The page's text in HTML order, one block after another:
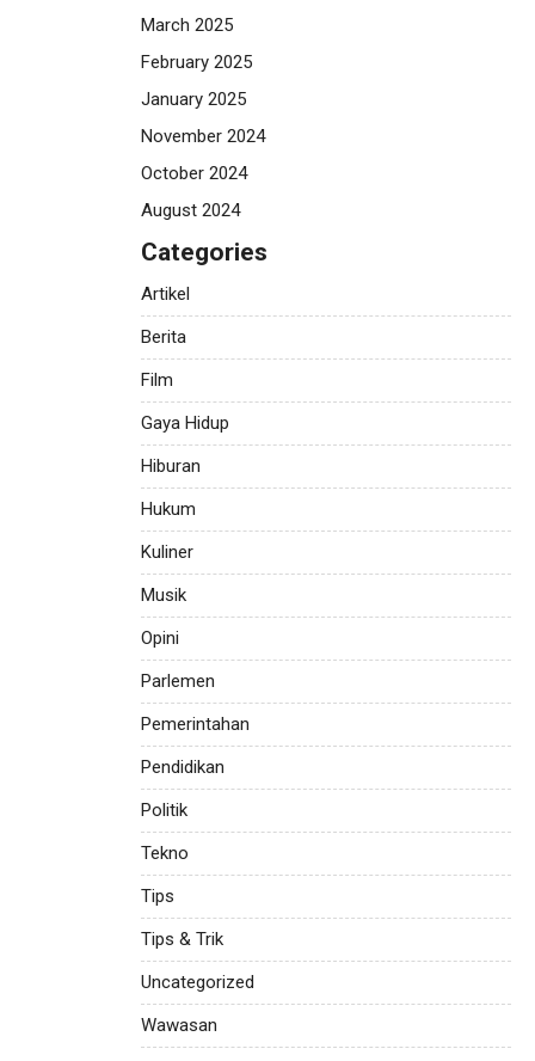
March 2025
February 2025
January 2025
November 2024
October 2024
August 2024
Categories
Artikel
Berita
Film
Gaya Hidup
Hiburan
Hukum
Kuliner
Musik
Opini
Parlemen
Pemerintahan
Pendidikan
Politik
Tekno
Tips
Tips & Trik
Uncategorized
Wawasan